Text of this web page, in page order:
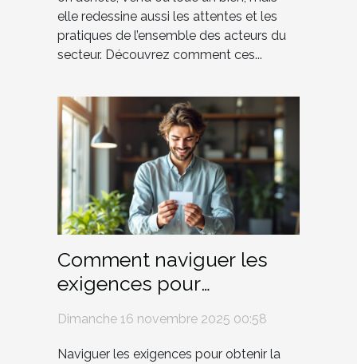
elle redessine aussi les attentes et les
pratiques de l’ensemble des acteurs du
secteur. Découvrez comment ces...
Comment naviguer les
exigences pour
l'obtention de la carte
d'agent immobilier ?
Dimanche 16 novembre 2025 00:58
Naviguer les exigences pour obtenir la